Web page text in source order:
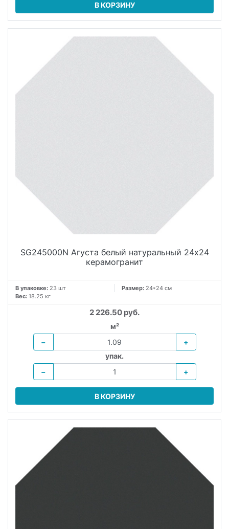
В КОРЗИНУ
SG245000N Агуста белый натуральный 24х24
керамогранит
В упаковке: 23 шт Размер: 24*24 см
Вес: 18.25 кг
2 226.50 руб.
м²
−
+
упак.
−
+
В КОРЗИНУ